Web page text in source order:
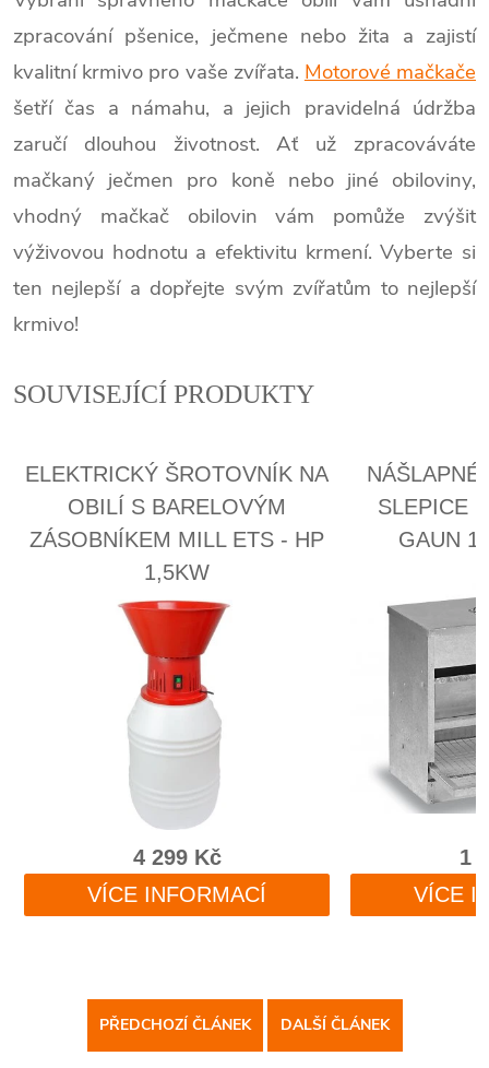
zpracování pšenice, ječmene nebo žita a zajistí
kvalitní krmivo pro vaše zvířata. Motorové mačkače
šetří čas a námahu, a jejich pravidelná údržba
zaručí dlouhou životnost. Ať už zpracováváte
mačkaný ječmen pro koně nebo jiné obiloviny,
vhodný mačkač obilovin vám pomůže zvýšit
výživovou hodnotu a efektivitu krmení. Vyberte si
ten nejlepší a dopřejte svým zvířatům to nejlepší
krmivo!
SOUVISEJÍCÍ PRODUKTY
PŘEDCHOZÍ ČLÁNEK DALŠÍ ČLÁNEK